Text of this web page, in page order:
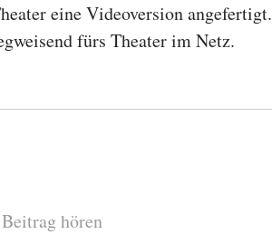
eine Videoversion angefertigt.
fürs Theater im Netz.
Beitrag hören